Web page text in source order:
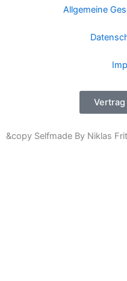
Allgemeine
&copy Selfmade By Niklas